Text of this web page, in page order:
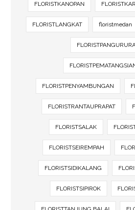
FLORISTKANOPAN
FLORISTLANGKAT floristmedan
FLORISTPENYAMBUNGAN
FLORISTRANTAUPRAPAT
FLORISTSALAK
FLORISTSEIREMPAH
FLORISTSIDIKALANG
FLORISTSIPIROK